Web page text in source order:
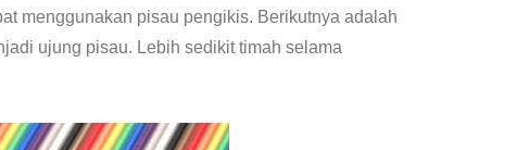
menggunakan pisau pengikis. Berikutnya adalah
ujung pisau. Lebih sedikit timah selama